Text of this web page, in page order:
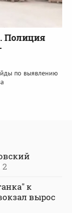
Полиция
по выявлению
2
к
вырос